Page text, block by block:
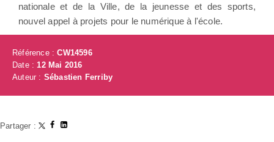
nationale et de la Ville, de la jeunesse et des sports,
nouvel appel à projets pour le numérique à l'école.
Référence :CW14596
Date : 12 Mai 2016
Auteur : Sébastien Ferriby
Partager :